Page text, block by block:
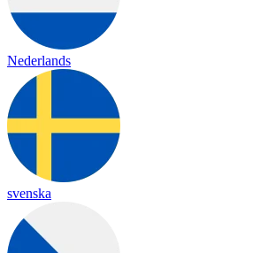
Nederlands
svenska